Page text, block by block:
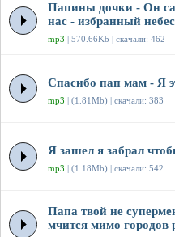
Папины дочки - Он
нас - избранный
mp3 | 570.66Kb | скачали: 462
Спасибо пап мам - Я
mp3 | (1.81Mb) | скачали: 383
Я зашел я забрал
mp3 | (1.18Mb) | скачали: 542
Папа твой не
мчится мимо городов